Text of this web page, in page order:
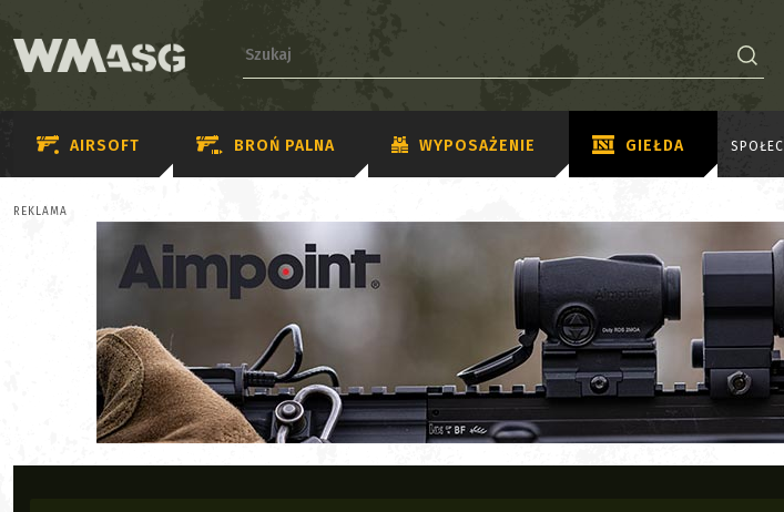
AIRSOFT BROŃ PALNA WYPOSAŻENIE GIEŁDA
REKLAMA